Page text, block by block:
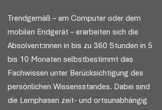
Trendgemäß – am Computer oder dem
mobilen Endgerät – erarbeiten sich die
Absolvent:innen in bis zu 360 Stunden in 5
bis 10 Monaten selbstbestimmt das
Fachwissen unter Berücksichtigung des
persönlichen Wissensstandes. Dabei sind
die Lernphasen zeit- und ortsunabhängig